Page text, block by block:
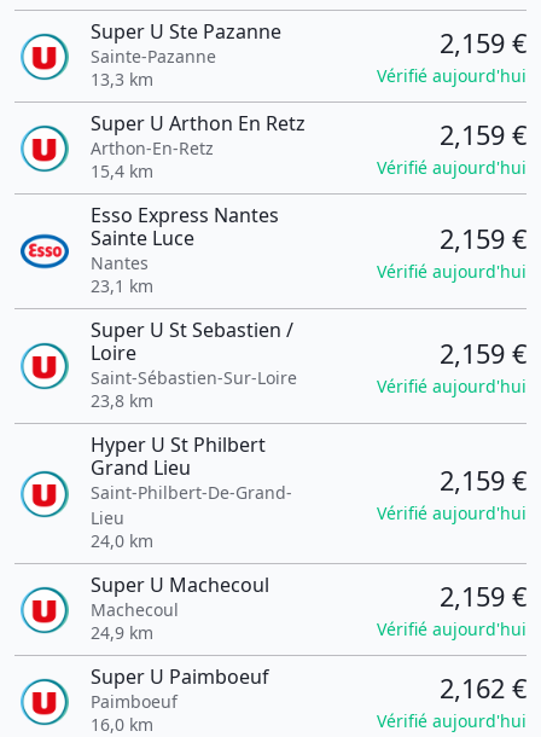
Super U Ste Pazanne
Sainte-Pazanne
13,3 km
2,159 €
Vérifié aujourd'hui
Super U Arthon En Retz
Arthon-En-Retz
15,4 km
2,159 €
Vérifié aujourd'hui
Esso Express Nantes
Sainte Luce
Nantes
23,1 km
2,159 €
Vérifié aujourd'hui
Super U St Sebastien /
Loire
Saint-Sébastien-Sur-Loire
23,8 km
2,159 €
Vérifié aujourd'hui
Hyper U St Philbert
Grand Lieu
Saint-Philbert-De-Grand-
Lieu
24,0 km
2,159 €
Vérifié aujourd'hui
Super U Machecoul
Machecoul
24,9 km
2,159 €
Vérifié aujourd'hui
Super U Paimboeuf
Paimboeuf
16,0 km
2,162 €
Vérifié aujourd'hui